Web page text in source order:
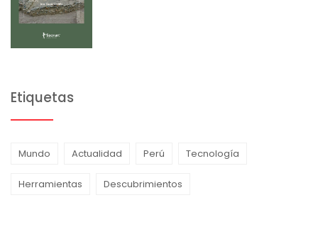
Etiquetas
Mundo Actualidad Perú Tecnología
Herramientas Descubrimientos